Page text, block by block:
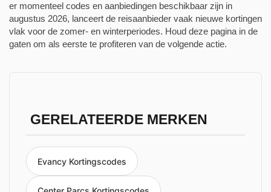
er momenteel codes en aanbiedingen beschikbaar zijn in
augustus 2026, lanceert de reisaanbieder vaak nieuwe kortingen
vlak voor de zomer- en winterperiodes. Houd deze pagina in de
gaten om als eerste te profiteren van de volgende actie.
GERELATEERDE MERKEN
Evancy Kortingscodes